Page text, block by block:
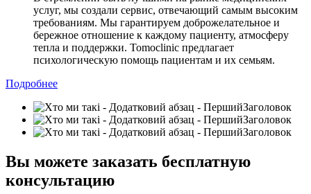
услуг, мы создали сервис, отвечающий самым высоким
требованиям. Мы гарантируем доброжелательное и
бережное отношение к каждому пациенту, атмосферу
тепла и поддержки. Tomoclinic предлагает
психологическую помощь пациентам и их семьям.
Подробнее
Вы можете заказать бесплатную
консультацию